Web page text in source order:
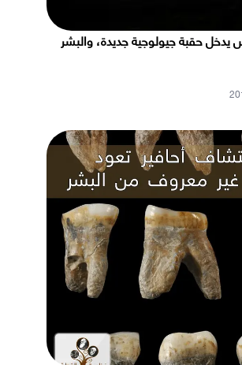
حقبة جيولوجية جديدة، والبشر